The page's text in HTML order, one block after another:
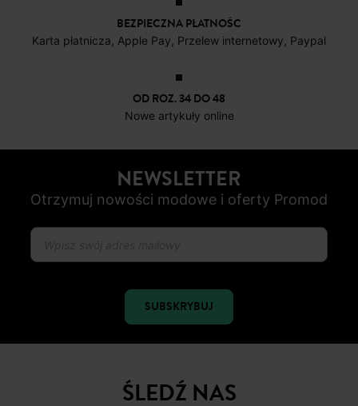
OD ROZ. 34 DO 48
NEWSLETTER
Otrzymuj nowości modowe i oferty Promod
ŚLEDŹ NAS